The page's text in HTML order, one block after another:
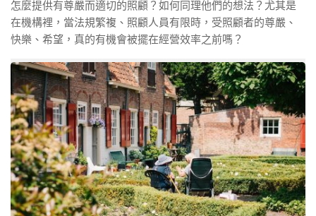
怎麼提供有尊嚴而適切的照顧？如何同理他們的想法？尤其是
在機構裡，當法規繁複、照顧人員有限時，受照顧者的尊嚴、
快樂、希望，真的有機會被擺在經營效率之前嗎？